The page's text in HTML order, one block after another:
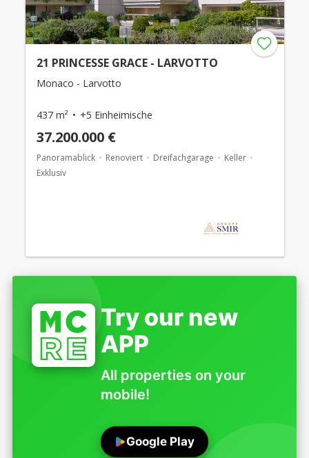
21 PRINCESSE GRACE - LARVOTTO
Monaco - Larvotto
437 m² +5 Einheimische
37.200.000 €
Panoramablick Renoviert Dreifachgarage
Keller
Exklusiv
Try our new
APP
All properties on your
mobile!
Google Play